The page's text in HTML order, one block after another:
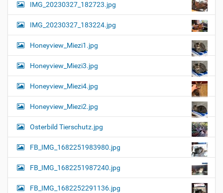
IMG_20230327_182723.jpg
IMG_20230327_183224.jpg
Honeyview_Miezi1.jpg
Honeyview_Miezi3.jpg
Honeyview_Miezi4.jpg
Honeyview_Miezi2.jpg
Osterbild Tierschutz.jpg
FB_IMG_1682251983980.jpg
FB_IMG_1682251987240.jpg
FB_IMG_1682252291136.jpg